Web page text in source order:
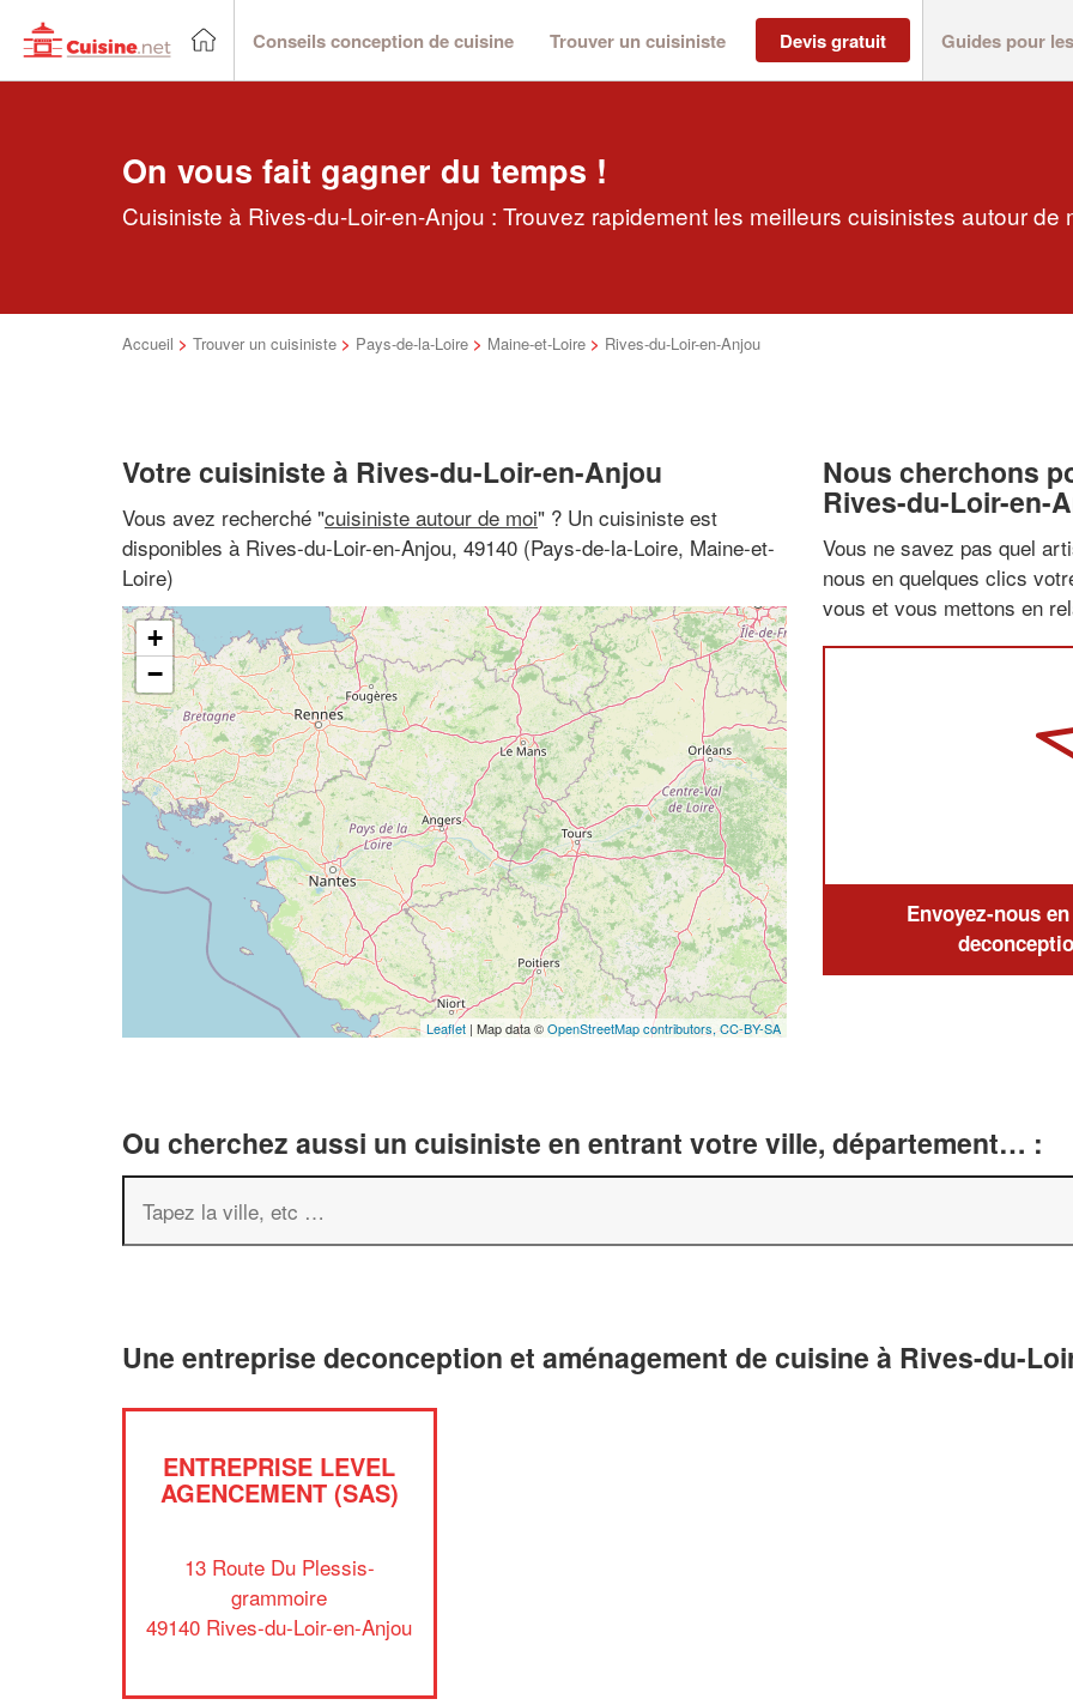
Conseils conception de cuisine Trouver un cuisiniste Devis gratuit Guides pour
On vous fait gagner du temps !
Cuisiniste à Rives-du-Loir-en-Anjou : Trouvez rapidement les meilleurs cuisinistes autour de
Accueil > Trouver un cuisiniste > Pays-de-la-Loire > Maine-et-Loire > Rives-du-Loir-en-Anjou
Votre cuisiniste à Rives-du-Loir-en-Anjou
Vous avez recherché "cuisiniste autour de moi" ? Un cuisiniste est
disponibles à Rives-du-Loir-en-Anjou, 49140 (Pays-de-la-Loire, Maine-et-
Loire)
+
−
Leaflet | Map data ©OpenStreetMap contributors,CC-BY-SA
Nous cherchons
Rives-du-Loir-en-
Vous ne savez pas quel
nous en quelques clics
vous et vous mettons en
Envoyez-nous
Ou cherchez aussi un cuisiniste en entrant votre ville, département… :
Une entreprise deconception et aménagement de cuisine à Rives-du-
ENTREPRISE LEVEL
AGENCEMENT (SAS)
13 Route Du Plessis-
grammoire
49140 Rives-du-Loir-en-Anjou